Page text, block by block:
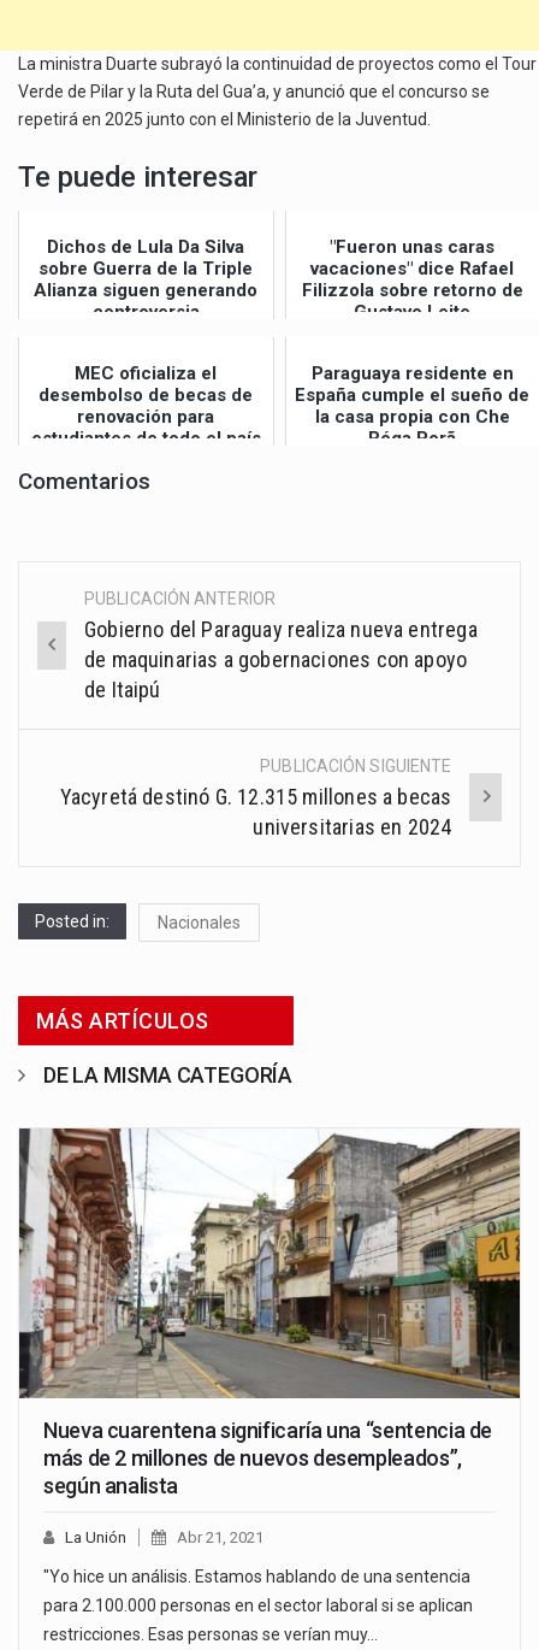
La ministra Duarte subrayó la continuidad de proyectos como el Tour
Verde de Pilar y la Ruta del Gua’a, y anunció que el concurso se
repetirá en 2025 junto con el Ministerio de la Juventud.
Te puede interesar
Dichos de Lula Da Silva
sobre Guerra de la Triple
Alianza siguen generando
controversia
"Fueron unas caras
vacaciones" dice Rafael
Filizzola sobre retorno de
Gustavo Leite
MEC oficializa el
desembolso de becas de
renovación para
estudiantes de todo el país
Paraguaya residente en
España cumple el sueño de
la casa propia con Che
Róga Porã
Comentarios
Post
navigation
PUBLICACIÓN ANTERIOR
Gobierno del Paraguay realiza nueva entrega
de maquinarias a gobernaciones con apoyo
de Itaipú
PUBLICACIÓN SIGUIENTE
Yacyretá destinó G. 12.315 millones a becas
universitarias en 2024
Posted in: Nacionales
MÁS ARTÍCULOS
DE LA MISMA CATEGORÍA
Nueva cuarentena significaría una “sentencia de
más de 2 millones de nuevos desempleados”,
según analista
La Unión Abr 21, 2021
"Yo hice un análisis. Estamos hablando de una sentencia
para 2.100.000 personas en el sector laboral si se aplican
restricciones. Esas personas se verían muy…